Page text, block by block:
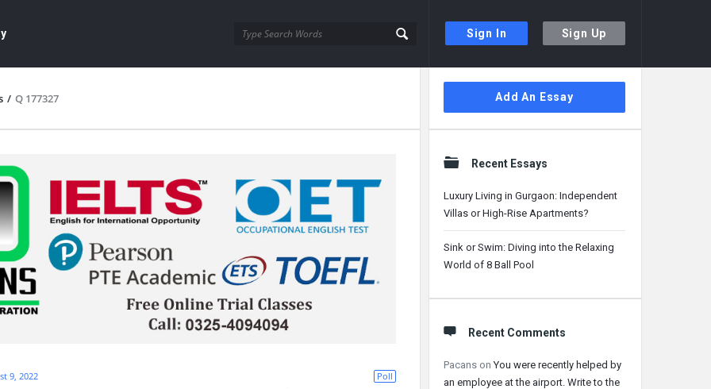
Sign In Sign Up
/ Q 177327
Poll
9, 2022
Sidebar
Add An Essay
Recent Essays
Luxury Living in Gurgaon: Independent
Villas or High-Rise Apartments?
Sink or Swim: Diving into the Relaxing
World of 8 Ball Pool
Recent Comments
Pacans onYou were recently helped by
an employee at the airport. Write to the